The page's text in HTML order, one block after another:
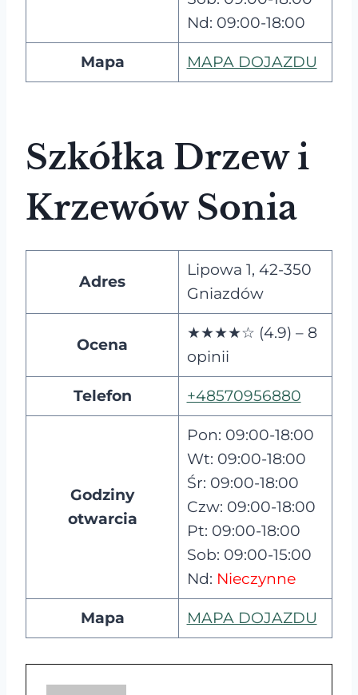
Nd: 09:00-18:00
Mapa MAPA DOJAZDU
Szkółka Drzew i
Krzewów Sonia
Adres
Lipowa 1, 42-350
Gniazdów
Ocena
★★★★☆ (4.9) – 8
opinii
Telefon +48570956880
Godziny
otwarcia
Pon: 09:00-18:00
Wt: 09:00-18:00
Śr: 09:00-18:00
Czw: 09:00-18:00
Pt: 09:00-18:00
Sob: 09:00-15:00
Nd: Nieczynne
Mapa MAPA DOJAZDU